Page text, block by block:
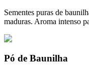
Sementes puras de
maduras. Aroma intenso
Pó de Baunilha